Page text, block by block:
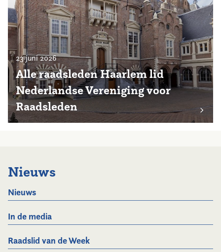
23 juni 2026
Alle raadsleden Haarlem lid
Nederlandse Vereniging voor
Raadsleden
Nieuws
Nieuws
In de media
Raadslid van de Week